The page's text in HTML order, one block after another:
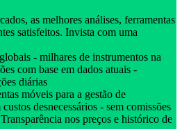
as melhores análises, ferramentas
satisfeitos. Invista com uma
- milhares de instrumentos na
com base em dados atuais -
diárias
móveis para a gestão de
desnecessários - sem comissões
nos preços e histórico de